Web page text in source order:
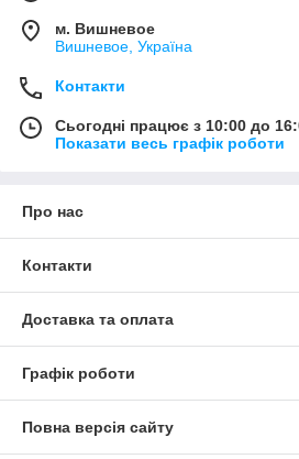
м. Вишневое
Вишневое, Україна
Контакти
Сьогодні працює з 10:00 до
Показати весь графік роботи
Про нас
Контакти
Доставка та оплата
Графік роботи
Повна версія сайту